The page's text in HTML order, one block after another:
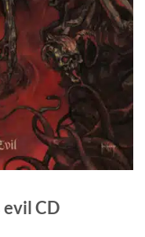
evil CD